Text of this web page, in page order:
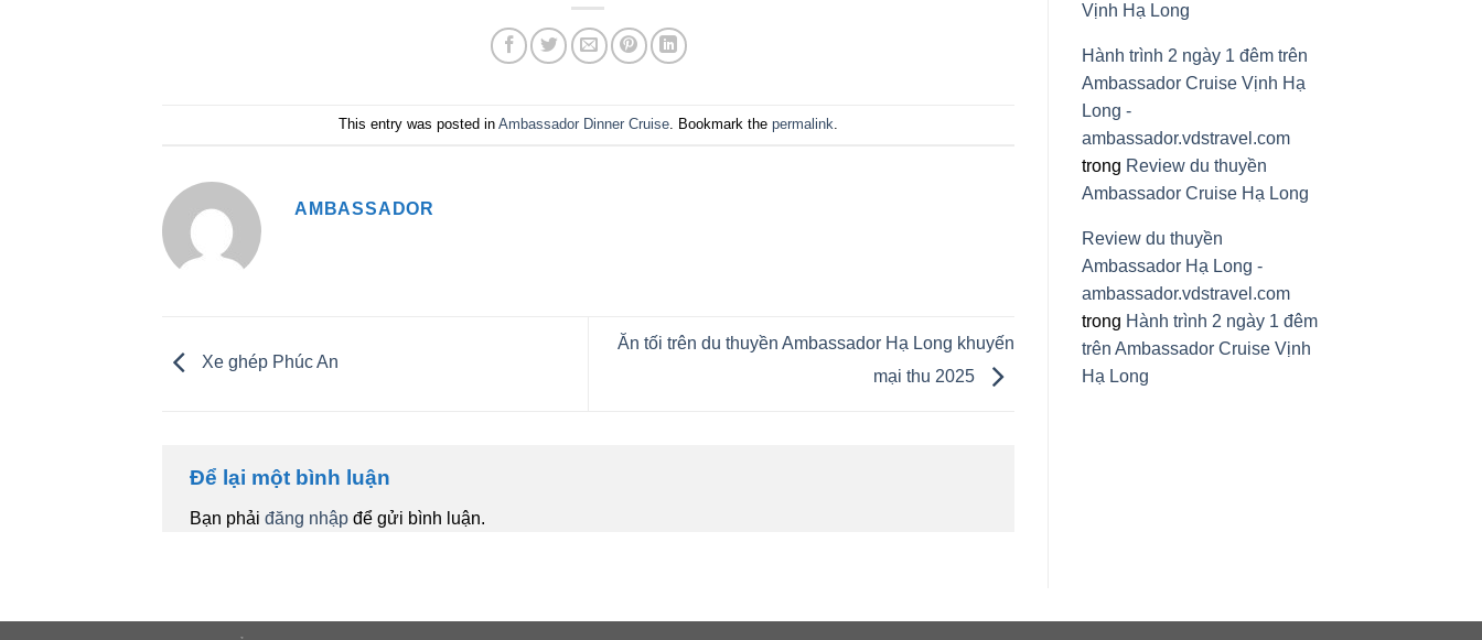
This entry was posted in Ambassador Dinner Cruise. Bookmark the permalink
AMBASSADOR
Xe ghép Phúc An
Ăn tối trên du thuyền Ambassador Hạ Long khuyến
mại thu 2025
Để lại một bình luận
Bạn phải đăng nhập để gửi bình luận.
Vịnh Hạ Long
Hành trình 2 ngày 1 đêm trên
Ambassador Cruise Vịnh Hạ
Long -
ambassador.vdstravel.com
trong Review du thuyền
Ambassador Cruise Hạ Long
Review du thuyền
Ambassador Hạ Long -
ambassador.vdstravel.com
trong Hành trình 2 ngày 1 đêm
trên Ambassador Cruise Vịnh
Hạ Long